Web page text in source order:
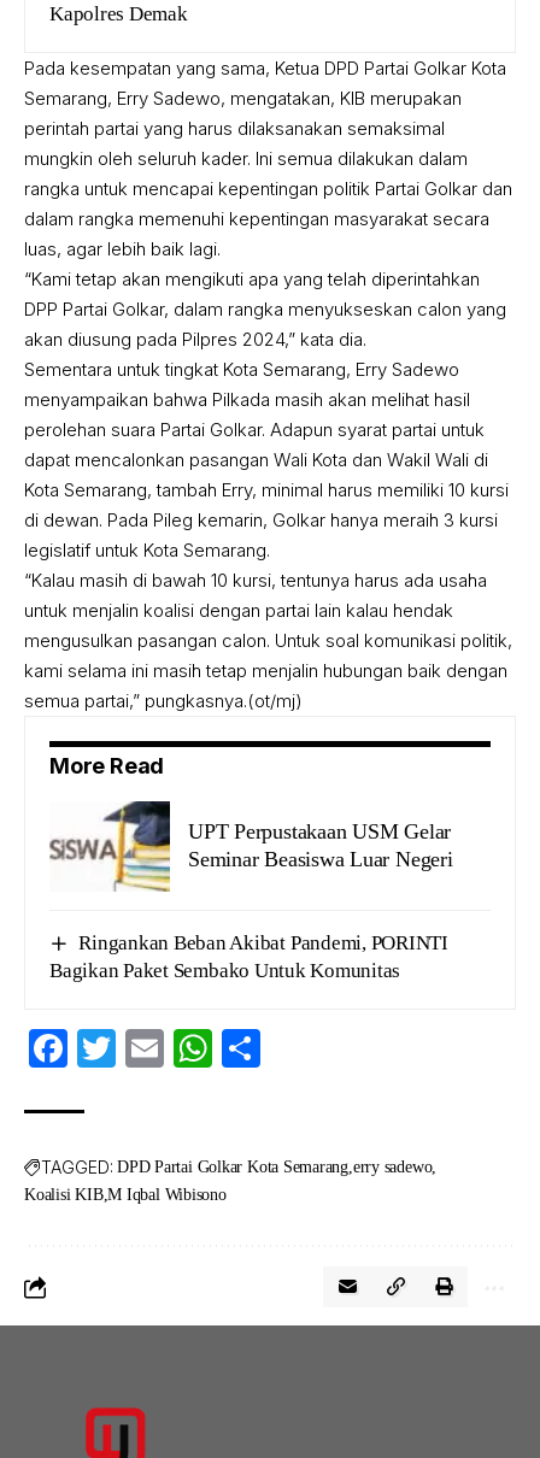
Kapolres Demak
Pada kesempatan yang sama, Ketua DPD Partai Golkar Kota
Semarang, Erry Sadewo, mengatakan, KIB merupakan
perintah partai yang harus dilaksanakan semaksimal
mungkin oleh seluruh kader. Ini semua dilakukan dalam
rangka untuk mencapai kepentingan politik Partai Golkar dan
dalam rangka memenuhi kepentingan masyarakat secara
luas, agar lebih baik lagi.
“Kami tetap akan mengikuti apa yang telah diperintahkan
DPP Partai Golkar, dalam rangka menyukseskan calon yang
akan diusung pada Pilpres 2024,” kata dia.
Sementara untuk tingkat Kota Semarang, Erry Sadewo
menyampaikan bahwa Pilkada masih akan melihat hasil
perolehan suara Partai Golkar. Adapun syarat partai untuk
dapat mencalonkan pasangan Wali Kota dan Wakil Wali di
Kota Semarang, tambah Erry, minimal harus memiliki 10 kursi
di dewan. Pada Pileg kemarin, Golkar hanya meraih 3 kursi
legislatif untuk Kota Semarang.
“Kalau masih di bawah 10 kursi, tentunya harus ada usaha
untuk menjalin koalisi dengan partai lain kalau hendak
mengusulkan pasangan calon. Untuk soal komunikasi politik,
kami selama ini masih tetap menjalin hubungan baik dengan
semua partai,” pungkasnya.(ot/mj)
More Read
UPT Perpustakaan USM Gelar
Seminar Beasiswa Luar Negeri
Ringankan Beban Akibat Pandemi, PORINTI
Bagikan Paket Sembako Untuk Komunitas
Facebook
Twitter
EmailWhatsApp
TAGGED: DPD Partai Golkar Kota Semarang erry sadewo
Koalisi KIB M Iqbal Wibisono